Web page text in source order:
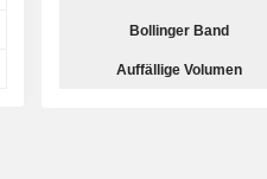
Bollinger Band
Auffällige Volumen